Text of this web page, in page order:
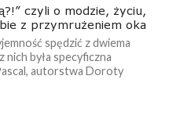
czyli o modzie, życiu,
z przymrużeniem oka
spędzić z dwiema
nich była specyficzna
autorstwa Doroty